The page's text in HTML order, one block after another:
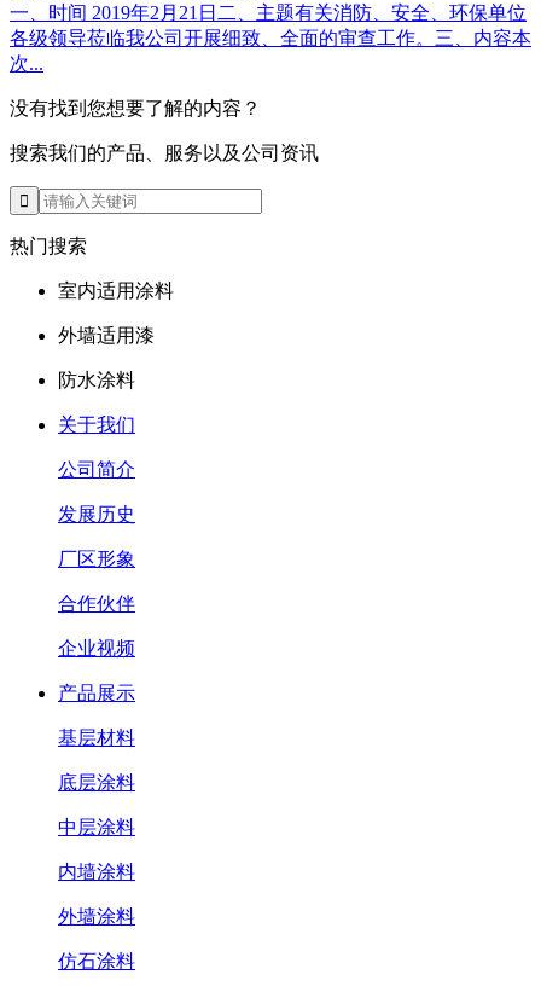
一、时间 2019年2月21日二、主题有关消防、安全、环保单位
各级领导莅临我公司开展细致、全面的审查工作。三、内容本
次...
没有找到您想要了解的内容？
搜索我们的产品、服务以及公司资讯
热门搜索
室内适用涂料
外墙适用漆
防水涂料
关于我们
公司简介
发展历史
厂区形象
合作伙伴
企业视频
产品展示
基层材料
底层涂料
中层涂料
内墙涂料
外墙涂料
仿石涂料